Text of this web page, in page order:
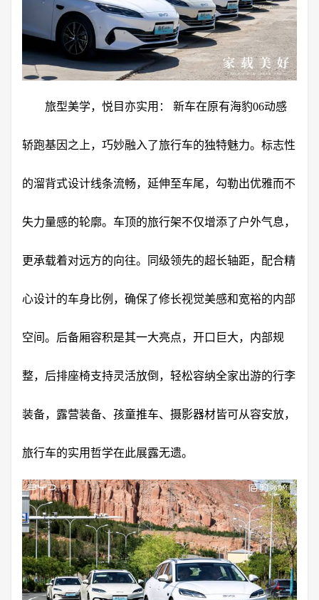
旅型美学，悦目亦实用： 新车在原有海豹06动感
轿跑基因之上，巧妙融入了旅行车的独特魅力。标志性
的溜背式设计线条流畅，延伸至车尾，勾勒出优雅而不
失力量感的轮廓。车顶的旅行架不仅增添了户外气息，
更承载着对远方的向往。同级领先的超长轴距，配合精
心设计的车身比例，确保了修长视觉美感和宽裕的内部
空间。后备厢容积是其一大亮点，开口巨大，内部规
整，后排座椅支持灵活放倒，轻松容纳全家出游的行李
装备，露营装备、孩童推车、摄影器材皆可从容安放，
旅行车的实用哲学在此展露无遗。